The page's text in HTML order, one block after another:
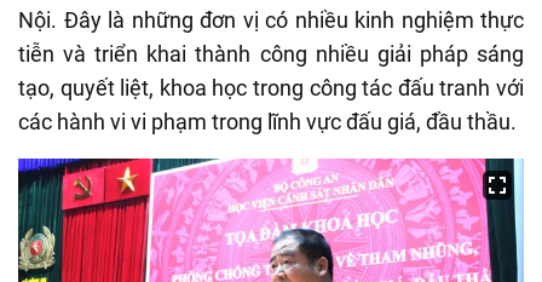
Nội. Đây là những đơn vị có nhiều kinh nghiệm thực
tiễn và triển khai thành công nhiều giải pháp sáng
tạo, quyết liệt, khoa học trong công tác đấu tranh với
các hành vi vi phạm trong lĩnh vực đấu giá, đầu thầu.